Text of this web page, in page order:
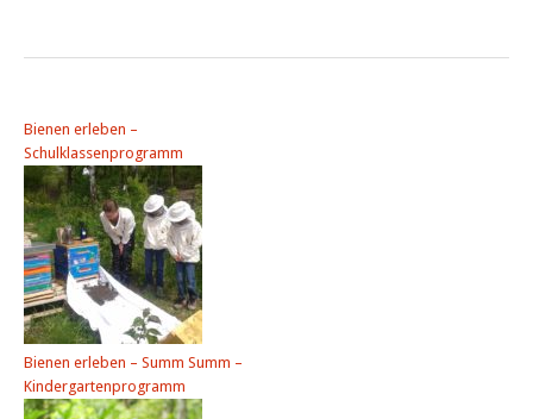
Bienen erleben –
Schulklassenprogramm
Bienen erleben – Summ Summ –
Kindergartenprogramm